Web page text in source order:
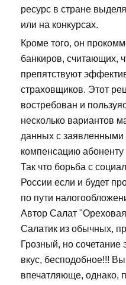
ресурс в стране
или на конкурсах.
Кроме того, он
банкиров, считающих,
препятствуют
страховщиков. Этот
востребован и
несколько вариантов
данных с заявленными
компенсацию абоненту
Так что борьба с
России если и будет
по пути
Автор Салат
Салатик из обычных,
Грозный, но
вкус, бесподобное!!!
впечатляюще, однако,